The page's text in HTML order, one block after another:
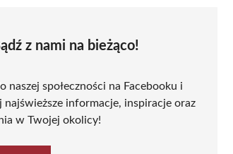
z nami na bieżąco!
naszej społeczności na Facebooku i
najświeższe informacje, inspiracje oraz
w Twojej okolicy!